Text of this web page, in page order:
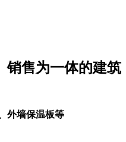
销售为一体的建筑
外墙保温板等